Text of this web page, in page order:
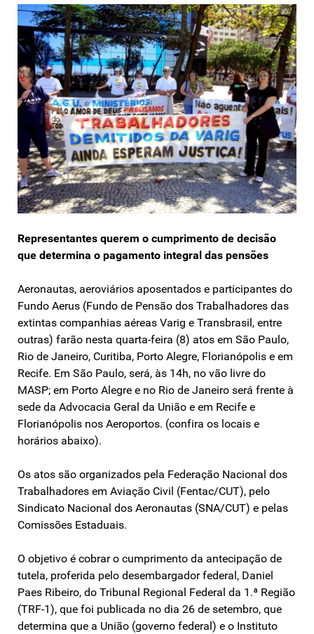
Representantes querem o cumprimento de decisão
que determina o pagamento integral das pensões
Aeronautas, aeroviários aposentados e participantes do
Fundo Aerus (Fundo de Pensão dos Trabalhadores das
extintas companhias aéreas Varig e Transbrasil, entre
outras) farão nesta quarta-feira (8) atos em São Paulo,
Rio de Janeiro, Curitiba, Porto Alegre, Florianópolis e em
Recife. Em São Paulo, será, às 14h, no vão livre do
MASP; em Porto Alegre e no Rio de Janeiro será frente à
sede da Advocacia Geral da União e em Recife e
Florianópolis nos Aeroportos. (confira os locais e
horários abaixo).
Os atos são organizados pela Federação Nacional dos
Trabalhadores em Aviação Civil (Fentac/CUT), pelo
Sindicato Nacional dos Aeronautas (SNA/CUT) e pelas
Comissões Estaduais.
O objetivo é cobrar o cumprimento da antecipação de
tutela, proferida pelo desembargador federal, Daniel
Paes Ribeiro, do Tribunal Regional Federal da 1.ª Região
(TRF-1), que foi publicada no dia 26 de setembro, que
determina que a União (governo federal) e o Instituto